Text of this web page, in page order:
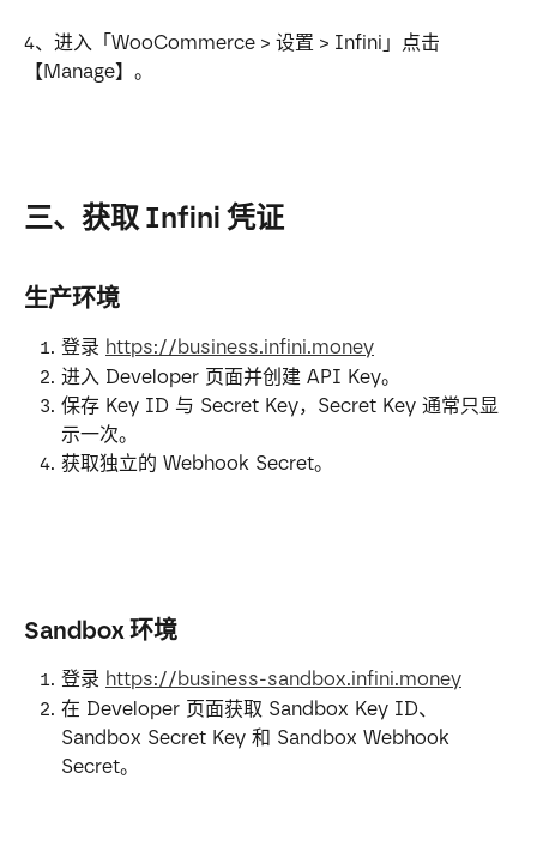
4、进入「WooCommerce > 设置 > Infini」点击
【Manage】。
三、获取 Infini 凭证
生产环境
登录 https://business.infini.money
进入 Developer 页面并创建 API Key。
保存 Key ID 与 Secret Key，Secret Key 通常只显
示一次。
获取独立的 Webhook Secret。
Sandbox 环境
登录 https://business-sandbox.infini.money
在 Developer 页面获取 Sandbox Key ID、
Sandbox Secret Key 和 Sandbox Webhook
Secret。